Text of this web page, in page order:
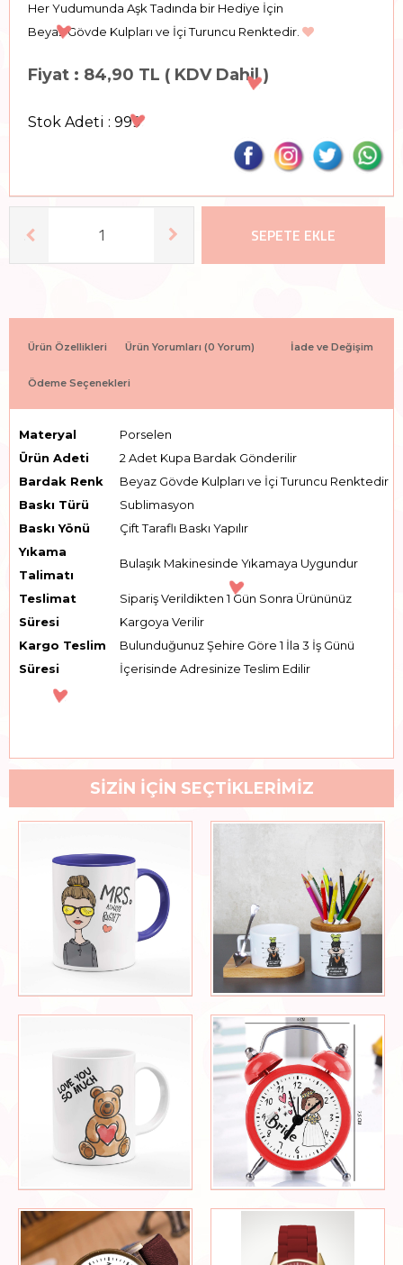
Her Yudumunda Aşk Tadında bir Hediye İçin
Beyaz Gövde Kulpları ve İçi Turuncu Renktedir.
Fiyat : 84,90 TL ( KDV Dahil )
Stok Adeti : 999
SEPETE EKLE
Ürün Özellikleri Ürün Yorumları (0 Yorum) İade ve Değişim
Ödeme Seçenekleri
Materyal
Porselen
Ürün Adeti
2 Adet Kupa Bardak Gönderilir
Bardak Renk
Beyaz Gövde Kulpları ve İçi Turuncu Renktedir
Baskı Türü
Sublimasyon
Baskı Yönü
Çift Taraflı Baskı Yapılır
Yıkama
Talimatı
Bulaşık Makinesinde Yıkamaya Uygundur
Teslimat
Süresi
Sipariş Verildikten 1 Gün Sonra Ürününüz
Kargoya Verilir
Kargo Teslim
Süresi
Bulunduğunuz Şehire Göre 1 İla 3 İş Günü
İçerisinde Adresinize Teslim Edilir
SİZİN İÇİN SEÇTİKLERİMİZ